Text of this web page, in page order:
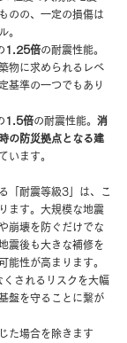
のの、一定の損傷は
。
1.25倍の耐震性能。
物に求められるレベ
基準の一つでもあり
1.5倍の耐震性能。 消
の防災拠点となる建
います。
「耐震等級3」は、こ
ます。大規模な地震
崩壊を防ぐだけでな
震後も大きな補修を
能性が高まります。
くされるリスクを大幅
盤を守ることに繋が
た場合を除きます